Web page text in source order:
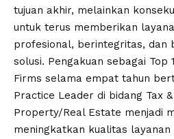
tujuan akhir, melainkan
untuk terus memberikan
profesional, berintegritas, dan
solusi. Pengakuan sebagai Top
Firms selama empat tahun
Practice Leader di bidang Tax
Property/Real Estate menjadi
meningkatkan kualitas layanan